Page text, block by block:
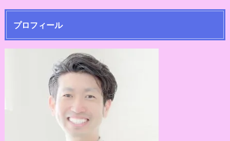
プロフィール